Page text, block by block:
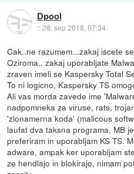
Dpool
::28. sep 2018, 07:34
Cak..ne razumem...zakaj iscete
Oziroma.. zakaj uporabljate
zraven imeli se Kaspersky Total
To ni logicno, Kaspersky TS
Ali vas morda zavede ime
nadpomneka za viruse, rats,
'zlonamerna koda' (malicous
laufat dva taksna programa. MB
preferiram in uporabljam KS TS.
adware, ampak ker uporabljam
ze hendlajo in blokirajo, nimam